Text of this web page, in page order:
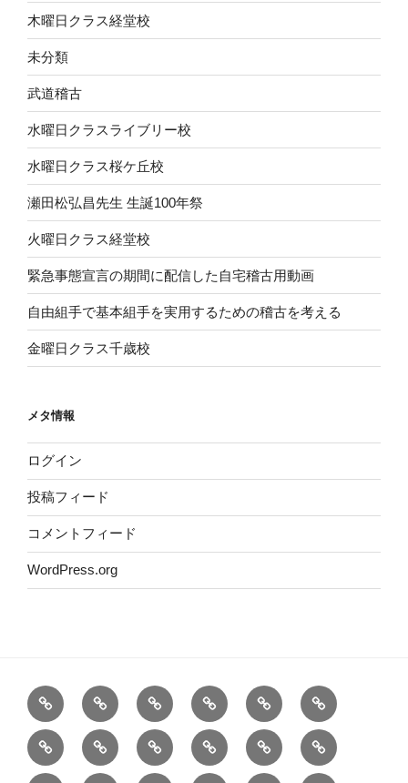
木曜日クラス経堂校
未分類
武道稽古
水曜日クラスライブリー校
水曜日クラス桜ケ丘校
瀬田松弘昌先生 生誕100年祭
火曜日クラス経堂校
緊急事態宣言の期間に配信した自宅稽古用動画
自由組手で基本組手を実用するための稽古を考える
金曜日クラス千歳校
メタ情報
ログイン
投稿フィード
コメントフィード
WordPress.org
ホ
ー
ム
概
要
代
表・
師
範
2026
年
主
要
道
場
紹
介
お
問
い
合
SNS
武
舞
成
武
三
代
三
代
和
道